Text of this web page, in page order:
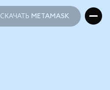
СКАЧАТЬ METAMASK